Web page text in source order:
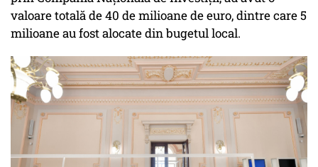
valoare totală de 40 de milioane de euro, dintre care 5
milioane au fost alocate din bugetul local.